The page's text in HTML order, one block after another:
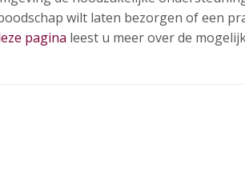
wilt laten bezorgen of een
pagina leest u meer over de